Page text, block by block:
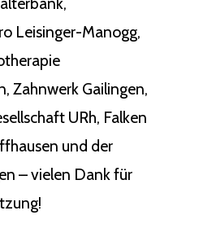
Leisinger-Manogg,
Zahnwerk Gailingen,
URh, Falken
und der
– vielen Dank für